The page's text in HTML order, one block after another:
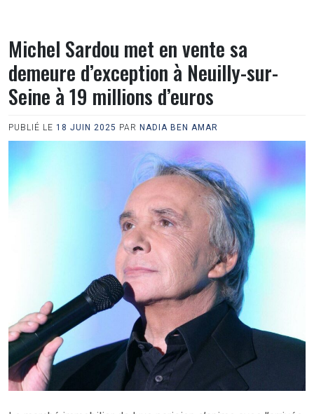
Michel Sardou met en vente sa
demeure d’exception à Neuilly-sur-
Seine à 19 millions d’euros
PUBLIÉ LE 18 JUIN 2025 PAR NADIA BEN AMAR